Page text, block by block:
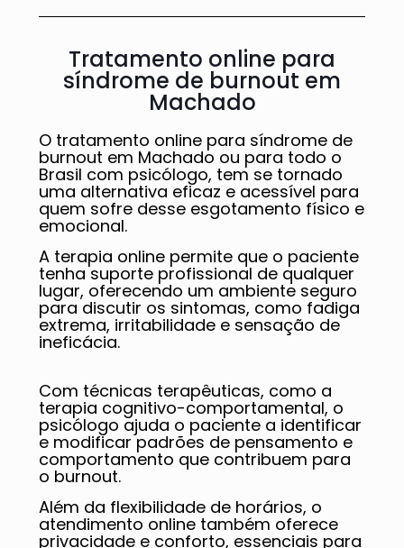
Tratamento online para
síndrome de burnout em
Machado
O tratamento online para síndrome de
burnout em Machado ou para todo o
Brasil com psicólogo, tem se tornado
uma alternativa eficaz e acessível para
quem sofre desse esgotamento físico e
emocional.
A terapia online permite que o paciente
tenha suporte profissional de qualquer
lugar, oferecendo um ambiente seguro
para discutir os sintomas, como fadiga
extrema, irritabilidade e sensação de
ineficácia.
Com técnicas terapêuticas, como a
terapia cognitivo-comportamental, o
psicólogo ajuda o paciente a identificar
e modificar padrões de pensamento e
comportamento que contribuem para
o burnout.
Além da flexibilidade de horários, o
atendimento online também oferece
privacidade e conforto, essenciais para